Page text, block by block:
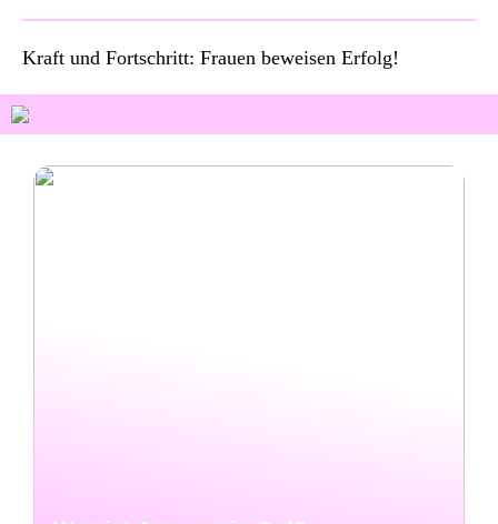
Kraft und Fortschritt: Frauen beweisen Erfolg!